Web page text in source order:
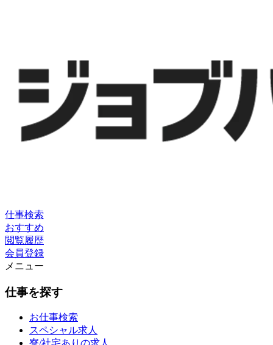
仕事検索
おすすめ
閲覧履歴
会員登録
メニュー
仕事を探す
お仕事検索
スペシャル求人